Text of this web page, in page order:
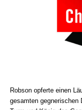
Robson opferte einen
gesamten gegnerischen